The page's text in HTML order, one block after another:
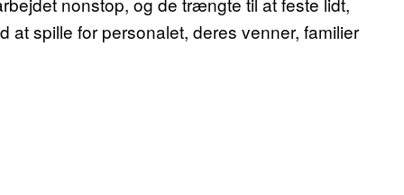
at spille for personalet, deres venner, familier